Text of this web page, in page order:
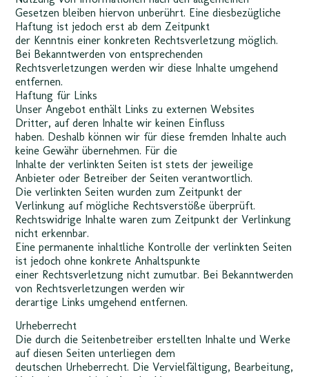
Gesetzen bleiben hiervon unberührt. Eine diesbezügliche
Haftung ist jedoch erst ab dem Zeitpunkt
der Kenntnis einer konkreten Rechtsverletzung möglich.
Bei Bekanntwerden von entsprechenden
Rechtsverletzungen werden wir diese Inhalte umgehend
entfernen.
Haftung für Links
Unser Angebot enthält Links zu externen Websites
Dritter, auf deren Inhalte wir keinen Einfluss
haben. Deshalb können wir für diese fremden Inhalte auch
keine Gewähr übernehmen. Für die
Inhalte der verlinkten Seiten ist stets der jeweilige
Anbieter oder Betreiber der Seiten verantwortlich.
Die verlinkten Seiten wurden zum Zeitpunkt der
Verlinkung auf mögliche Rechtsverstöße überprüft.
Rechtswidrige Inhalte waren zum Zeitpunkt der Verlinkung
nicht erkennbar.
Eine permanente inhaltliche Kontrolle der verlinkten Seiten
ist jedoch ohne konkrete Anhaltspunkte
einer Rechtsverletzung nicht zumutbar. Bei Bekanntwerden
von Rechtsverletzungen werden wir
derartige Links umgehend entfernen.
Urheberrecht
Die durch die Seitenbetreiber erstellten Inhalte und Werke
auf diesen Seiten unterliegen dem
deutschen Urheberrecht. Die Vervielfältigung, Bearbeitung,